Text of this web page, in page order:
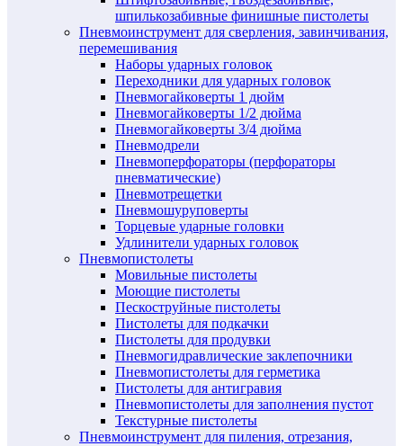
шпилькозабивные финишные пистолеты
Пневмоинструмент для сверления, завинчивания,
перемешивания
Наборы ударных головок
Переходники для ударных головок
Пневмогайковерты 1 дюйм
Пневмогайковерты 1/2 дюйма
Пневмогайковерты 3/4 дюйма
Пневмодрели
Пневмоперфораторы (перфораторы
пневматические)
Пневмотрещетки
Пневмошуруповерты
Торцевые ударные головки
Удлинители ударных головок
Пневмопистолеты
Мовильные пистолеты
Моющие пистолеты
Пескоструйные пистолеты
Пистолеты для подкачки
Пистолеты для продувки
Пневмогидравлические заклепочники
Пневмопистолеты для герметика
Пистолеты для антигравия
Пневмопистолеты для заполнения пустот
Текстурные пистолеты
Пневмоинструмент для пиления, отрезания,